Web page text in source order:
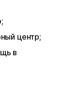
центр;
в